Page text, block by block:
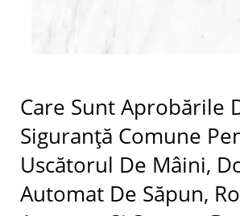
Care Sunt Aprobările
Siguranță Comune
Uscătorul De Mâini,
Automat De Săpun,